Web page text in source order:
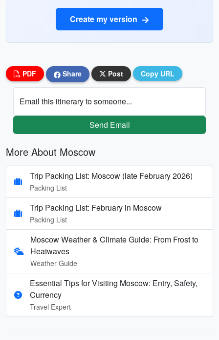
Create my version
PDF Share Post Copy URL
Email this itinerary to someone...
Send Email
More About Moscow
Trip Packing List: Moscow (late February 2026)
Packing List
Trip Packing List: February in Moscow
Packing List
Moscow Weather & Climate Guide: From Frost to
Heatwaves
Weather Guide
Essential Tips for Visiting Moscow: Entry, Safety,
Currency
Travel Expert